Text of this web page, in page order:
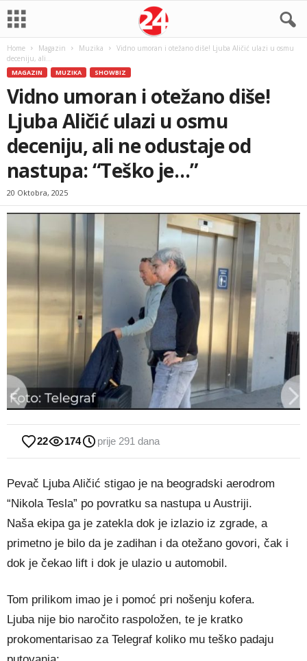
Home Magazin Muzika
Vidno umoran i otežano diše! Ljuba Aličić ulazi u osmu
deceniju, ali...
MAGAZIN MUZIKA SHOWBIZ
Vidno umoran i otežano diše!
Ljuba Aličić ulazi u osmu
deceniju, ali ne odustaje od
nastupa: “Teško je…”
20 Oktobra, 2025
22 174 prije 291 dana
Pevač Ljuba Aličić stigao je na beogradski aerodrom
“Nikola Tesla” po povratku sa nastupa u Austriji.
Naša ekipa ga je zatekla dok je izlazio iz zgrade, a
primetno je bilo da je zadihan i da otežano govori, čak i
dok je čekao lift i dok je ulazio u automobil.
Tom prilikom imao je i pomoć pri nošenju kofera.
Ljuba nije bio naročito raspoložen, te je kratko
prokomentarisao za Telegraf koliko mu teško padaju